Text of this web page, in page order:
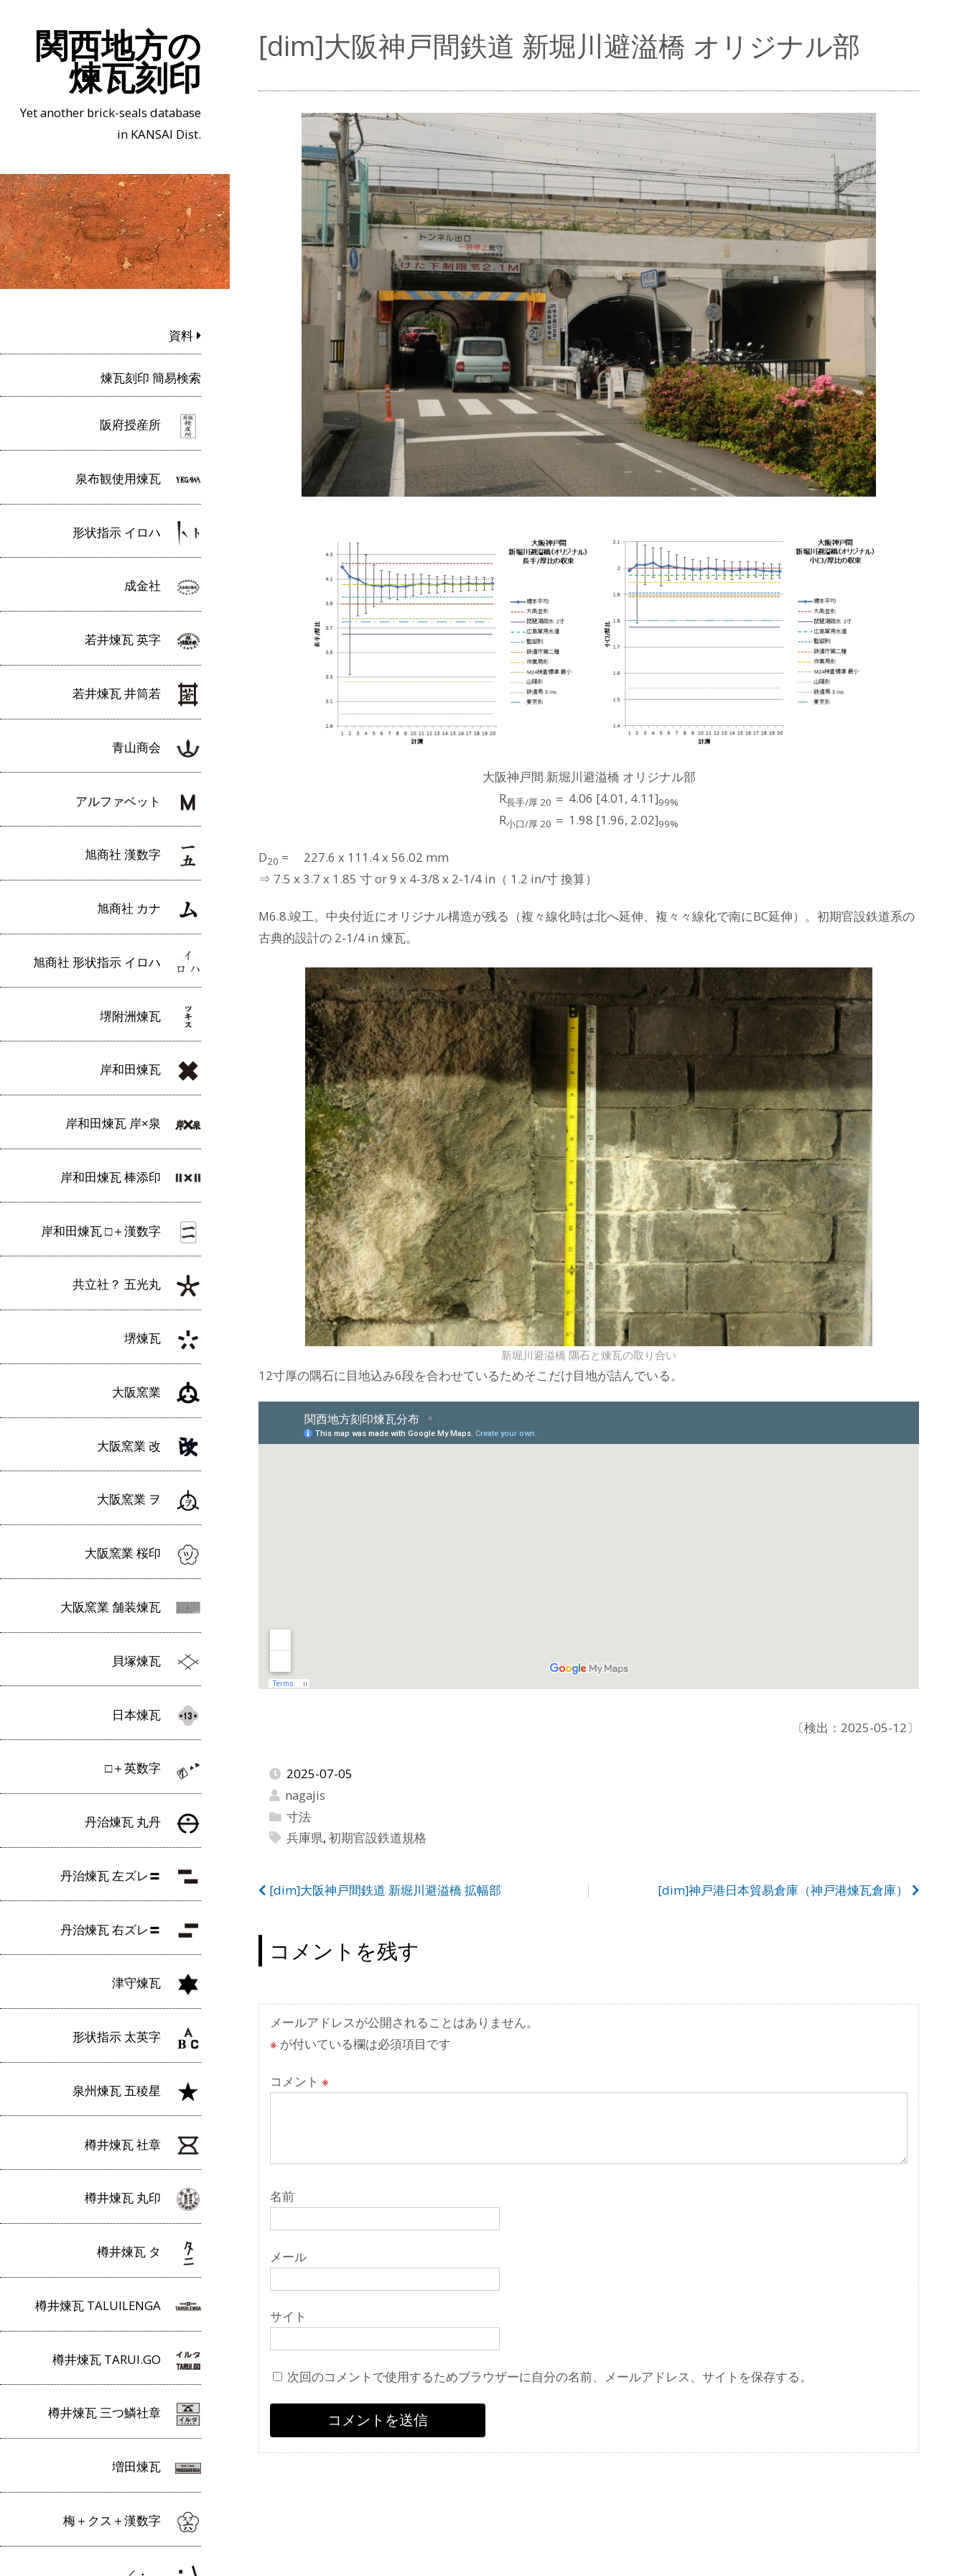
関西地方の
煉瓦刻印
Yet another brick-seals database
in KANSAI Dist.
資料
煉瓦刻印 簡易検索
阪府授産所
泉布観使用煉瓦
形状指示 イロハ
成金社
若井煉瓦 英字
若井煉瓦 井筒若
青山商会
アルファベット
旭商社 漢数字
旭商社 カナ
旭商社 形状指示 イロハ
堺附洲煉瓦
岸和田煉瓦
岸和田煉瓦 岸×泉
岸和田煉瓦 棒添印
岸和田煉瓦 □＋漢数字
共立社？ 五光丸
堺煉瓦
大阪窯業
大阪窯業 改
大阪窯業 ヲ
大阪窯業 桜印
大阪窯業 舗装煉瓦
貝塚煉瓦
日本煉瓦
□＋英数字
丹治煉瓦 丸丹
丹治煉瓦 左ズレ〓
丹治煉瓦 右ズレ〓
津守煉瓦
形状指示 太英字
泉州煉瓦 五稜星
樽井煉瓦 社章
樽井煉瓦 丸印
樽井煉瓦 タ
樽井煉瓦 TALUILENGA
樽井煉瓦 TARUI.GO
樽井煉瓦 三つ鱗社章
増田煉瓦
梅＋クス＋漢数字
[dim]大阪神戸間鉄道 新堀川避溢橋 オリジナル部
大阪神戸間 新堀川避溢橋 オリジナル部
R長手/厚 20 ＝ 4.06 [4.01, 4.11]99%
R小口/厚 20 ＝ 1.98 [1.96, 2.02]99%
D20 = 227.6 x 111.4 x 56.02 mm
⇒ 7.5 x 3.7 x 1.85 寸 or 9 x 4-3/8 x 2-1/4 in（ 1.2 in/寸 換算）
M6.8.竣工。中央付近にオリジナル構造が残る（複々線化時は北へ延伸、複々々線化で南にBC延伸）。初期官設鉄道系の
古典的設計の 2-1/4 in 煉瓦。
新堀川避溢橋 隅石と煉瓦の取り合い
12寸厚の隅石に目地込み6段を合わせているためそこだけ目地が詰んでいる。
〔検出：2025-05-12〕
2025-07-05
nagajis
寸法
兵庫県, 初期官設鉄道規格
投
ナ
ビ
ゲ
ー
シ
ョ
ン
[dim]神戸港日本貿易倉庫（神戸港煉瓦倉庫）
[dim]大阪神戸間鉄道 新堀川避溢橋 拡幅部
コメントを残す
メールアドレスが公開されることはありません。
※ が付いている欄は必須項目です
コメント ※
名前
メール
サイト
次回のコメントで使用するためブラウザーに自分の名前、メールアドレス、サイトを保存する。